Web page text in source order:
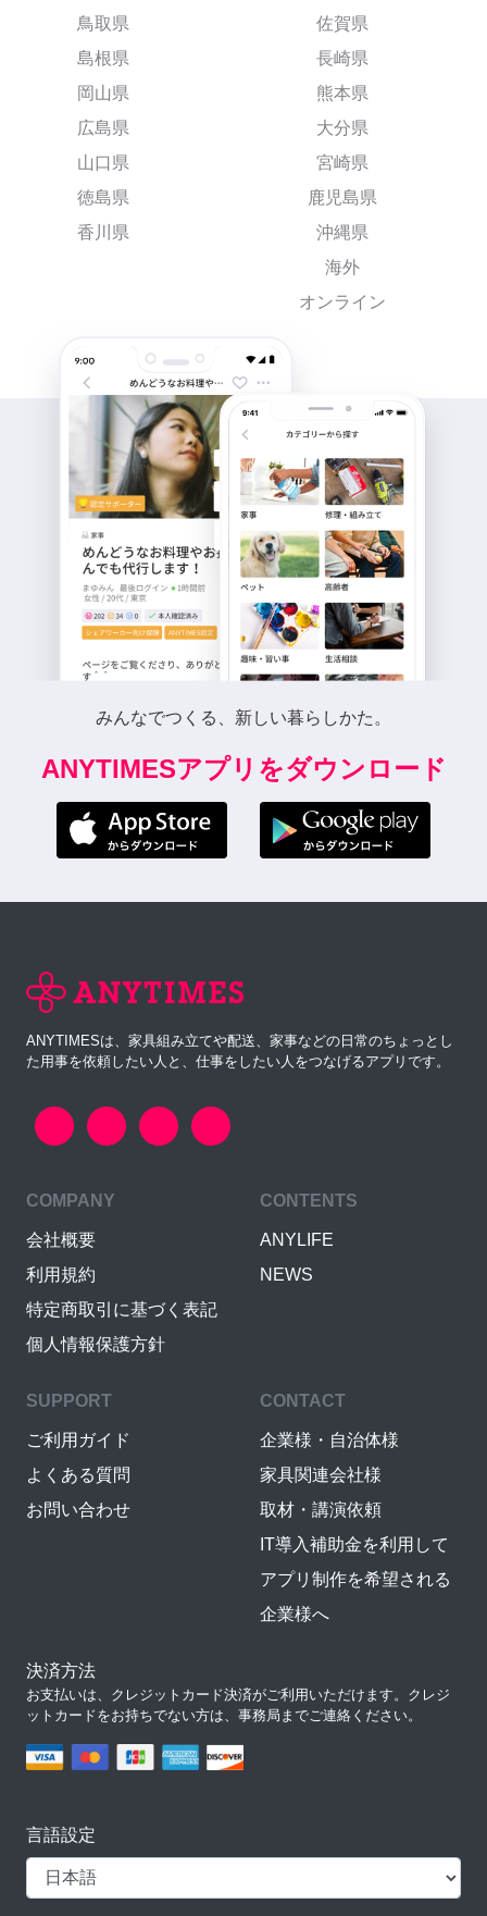
鳥取県
島根県
岡山県
広島県
山口県
徳島県
香川県
佐賀県
長崎県
熊本県
大分県
宮崎県
鹿児島県
沖縄県
海外
オンライン
みんなでつくる、新しい暮らしかた。
ANYTIMESアプリをダウンロード
ANYTIMESは、家具組み立てや配送、家事などの日常のちょっとし
た用事を依頼したい人と、仕事をしたい人をつなげるアプリです。
COMPANY
会社概要
利用規約
特定商取引に基づく表記
個人情報保護方針
CONTENTS
ANYLIFE
NEWS
SUPPORT
ご利用ガイド
よくある質問
お問い合わせ
CONTACT
企業様・自治体様
家具関連会社様
取材・講演依頼
IT導入補助金を利用して
アプリ制作を希望される
企業様へ
決済方法
お支払いは、クレジットカード決済がご利用いただけます。クレジ
ットカードをお持ちでない方は、事務局までご連絡ください。
言語設定